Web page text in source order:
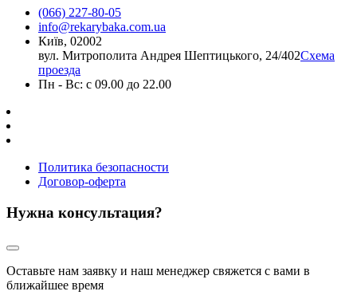
(066) 227-80-05
info@rekarybaka.com.ua
Київ, 02002
вул. Митрополита Андрея Шептицького, 24/402Схема
проезда
Пн - Вс: с 09.00 до 22.00
Политика безопасности
Договор-оферта
Нужна консультация?
Оставьте нам заявку и наш менеджер свяжется с вами в
ближайшее время